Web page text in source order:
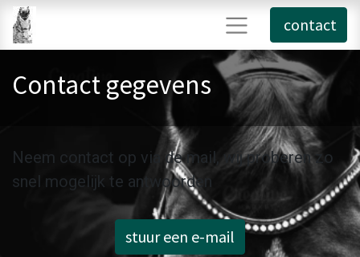
contact
Contact gegevens
Neem contact op via de mail, wij proberen zo
snel mogelijk te antwoorden
stuur een e-mail